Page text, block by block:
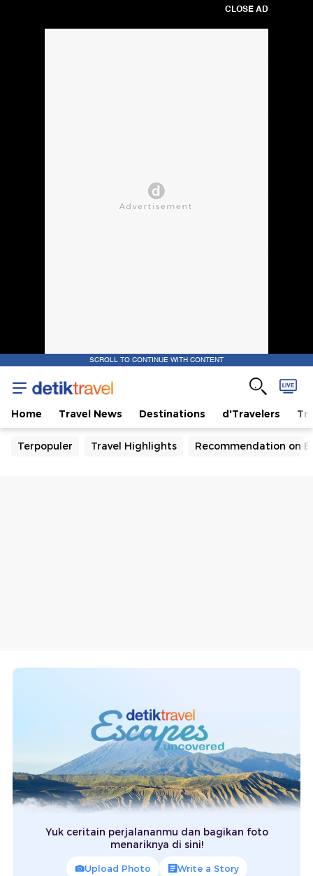
CLOSE AD
SCROLL TO CONTINUE WITH CONTENT
Home Travel News Destinations d'Travelers
Terpopuler Travel Highlights Recommendation on
Yuk ceritain perjalananmu dan bagikan foto
menariknya di sini!
Upload Photo Write a Story